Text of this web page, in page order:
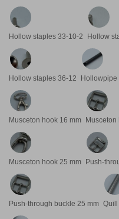
Hollow staples 33-10-2 Hollow
Hollow staples 36-12 Hollowpipe
Musceton hook 16 mm Musceton
Musceton hook 25 mm Push-
Push-through buckle 25 mm Quill